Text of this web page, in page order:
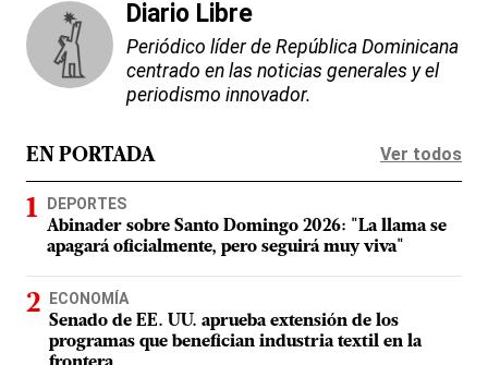
Diario Libre
Periódico líder de República Dominicana
centrado en las noticias generales y el
periodismo innovador.
EN PORTADA Ver todos
DEPORTES
Abinader sobre Santo Domingo 2026: "La llama se
apagará oficialmente, pero seguirá muy viva"
ECONOMÍA
Senado de EE. UU. aprueba extensión de los
programas que benefician industria textil en la